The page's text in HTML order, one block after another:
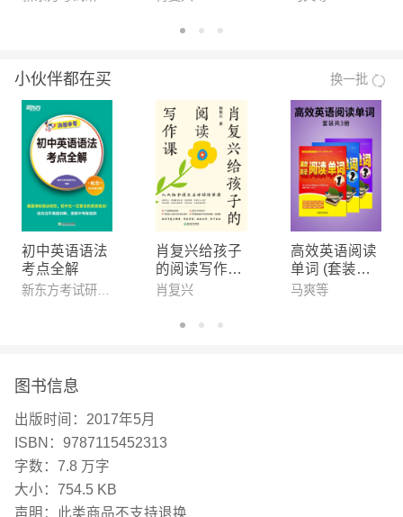
地，孩子很快便能领会写作技法，用在自己的作文
中。再也不用咬着笔杆子发愁没思路啦。 作文导师
体 把物品写独特 把景色写美丽 把想象写丰富
【作者】
不以提分为目的，却让几乎每个孩子都考了高分 不
标榜有好的老师，却做到了用爱陪伴学习 不自夸课
程有特色，却让一些机构追着要加盟 不炫耀自己用
真心对学生，却收获了学生满满的爱 不奢望和孩子
谈理想，却无意中了一扇通往梦想的窗 这就是作文
导师团 作文导师团是一批语文名师因公益之心集合
起来的团队，包括多位小学特级教师、教研员、校
除不会写作文、怕写作文的苦恼，得到众多特级教
师、校长的关注和推荐。 “作文导师团”已成为国内作
文教学数一数二的优 秀团队，现有志愿导师300多
人，服务家长及孩子30余万人。 本套书多位主编均
为作文导师团资 深专家型教师。 作文导师团，让天
5个写作技
小伙伴都在买 换一批
初中英语语法
考点全解
新东方考试研究中心
肖复兴给孩子
的阅读写作课
(全四册)【117
5个写作技
肖复兴
高效英语阅读
单词 (套装共3
本)
马爽等
图书信息
出版时间： 2017年5月
ISBN： 9787115452313
字数： 7.8 万字
大小： 754.5 KB
声明：
此类商品不支持退换